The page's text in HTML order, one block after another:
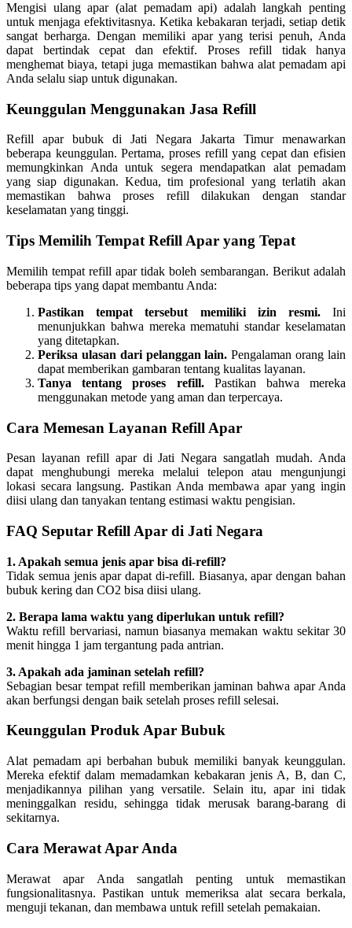
Mengisi ulang apar (alat pemadam api) adalah langkah penting
untuk menjaga efektivitasnya. Ketika kebakaran terjadi, setiap detik
sangat berharga. Dengan memiliki apar yang terisi penuh, Anda
dapat bertindak cepat dan efektif. Proses refill tidak hanya
menghemat biaya, tetapi juga memastikan bahwa alat pemadam api
Anda selalu siap untuk digunakan.
Keunggulan Menggunakan Jasa Refill
Refill apar bubuk di Jati Negara Jakarta Timur menawarkan
beberapa keunggulan. Pertama, proses refill yang cepat dan efisien
memungkinkan Anda untuk segera mendapatkan alat pemadam
yang siap digunakan. Kedua, tim profesional yang terlatih akan
memastikan bahwa proses refill dilakukan dengan standar
keselamatan yang tinggi.
Tips Memilih Tempat Refill Apar yang Tepat
Memilih tempat refill apar tidak boleh sembarangan. Berikut adalah
beberapa tips yang dapat membantu Anda:
Pastikan tempat tersebut memiliki izin resmi.Ini
menunjukkan bahwa mereka mematuhi standar keselamatan
yang ditetapkan.
Periksa ulasan dari pelanggan lain. Pengalaman orang lain
dapat memberikan gambaran tentang kualitas layanan.
Tanya tentang proses refill.Pastikan bahwa mereka
menggunakan metode yang aman dan terpercaya.
Cara Memesan Layanan Refill Apar
Pesan layanan refill apar di Jati Negara sangatlah mudah. Anda
dapat menghubungi mereka melalui telepon atau mengunjungi
lokasi secara langsung. Pastikan Anda membawa apar yang ingin
diisi ulang dan tanyakan tentang estimasi waktu pengisian.
FAQ Seputar Refill Apar di Jati Negara
1. Apakah semua jenis apar bisa di-refill?
Tidak semua jenis apar dapat di-refill. Biasanya, apar dengan bahan
bubuk kering dan CO2 bisa diisi ulang.
2. Berapa lama waktu yang diperlukan untuk refill?
Waktu refill bervariasi, namun biasanya memakan waktu sekitar 30
menit hingga 1 jam tergantung pada antrian.
3. Apakah ada jaminan setelah refill?
Sebagian besar tempat refill memberikan jaminan bahwa apar Anda
akan berfungsi dengan baik setelah proses refill selesai.
Keunggulan Produk Apar Bubuk
Alat pemadam api berbahan bubuk memiliki banyak keunggulan.
Mereka efektif dalam memadamkan kebakaran jenis A, B, dan C,
menjadikannya pilihan yang versatile. Selain itu, apar ini tidak
meninggalkan residu, sehingga tidak merusak barang-barang di
sekitarnya.
Cara Merawat Apar Anda
Merawat apar Anda sangatlah penting untuk memastikan
fungsionalitasnya. Pastikan untuk memeriksa alat secara berkala,
menguji tekanan, dan membawa untuk refill setelah pemakaian.